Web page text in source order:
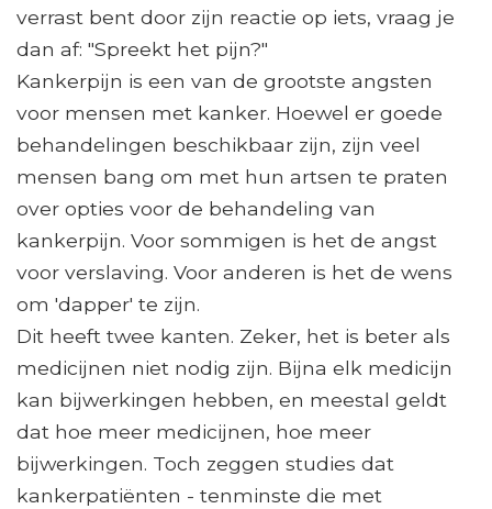
verrast bent door zijn reactie op iets, vraag je
dan af: "Spreekt het pijn?"
Kankerpijn is een van de grootste angsten
voor mensen met kanker. Hoewel er goede
behandelingen beschikbaar zijn, zijn veel
mensen bang om met hun artsen te praten
over opties voor de behandeling van
kankerpijn. Voor sommigen is het de angst
voor verslaving. Voor anderen is het de wens
om 'dapper' te zijn.
Dit heeft twee kanten. Zeker, het is beter als
medicijnen niet nodig zijn. Bijna elk medicijn
kan bijwerkingen hebben, en meestal geldt
dat hoe meer medicijnen, hoe meer
bijwerkingen. Toch zeggen studies dat
kankerpatiënten - tenminste die met